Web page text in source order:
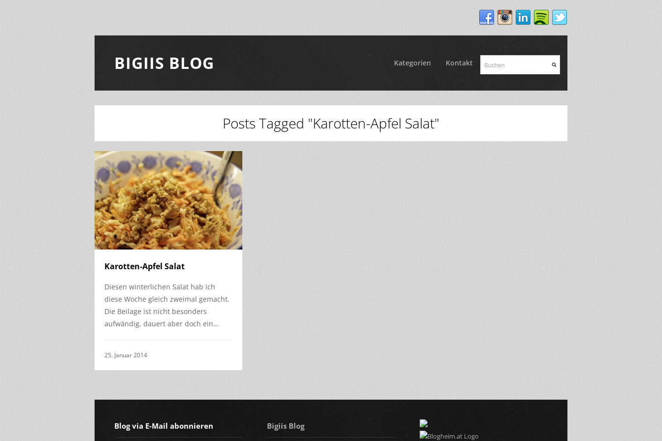
BIGIIS BLOG Kategorien Kontakt
Posts Tagged "Karotten-Apfel Salat"
Karotten-Apfel Salat
Diesen winterlichen Salat hab ich
diese Woche gleich zweimal gemacht.
Die Beilage ist nicht besonders
aufwändig, dauert aber doch ein…
25. Januar 2014
Blog via E-Mail abonnieren Bigiis Blog